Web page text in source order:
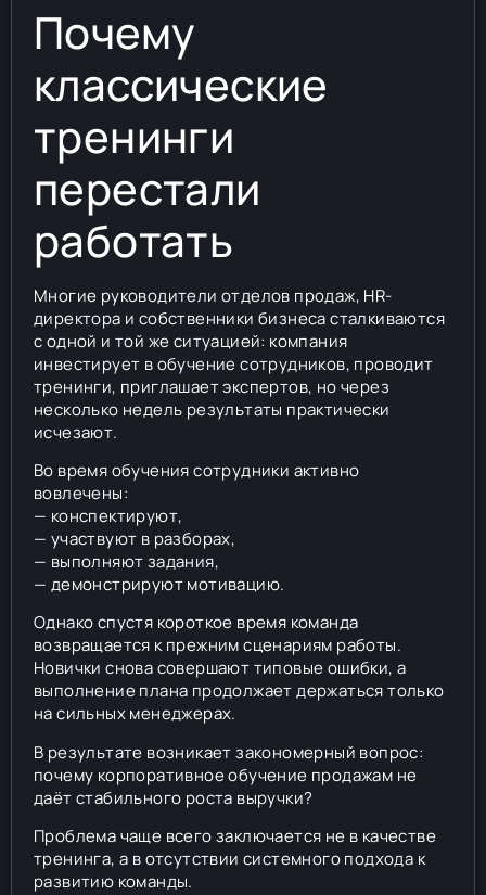
Почему
классические
тренинги
перестали
работать
Многие руководители отделов продаж, HR-
директора и собственники бизнеса сталкиваются
с одной и той же ситуацией: компания
инвестирует в обучение сотрудников, проводит
тренинги, приглашает экспертов, но через
несколько недель результаты практически
исчезают.
Во время обучения сотрудники активно
вовлечены:
— конспектируют,
— участвуют в разборах,
— выполняют задания,
— демонстрируют мотивацию.
Однако спустя короткое время команда
возвращается к прежним сценариям работы.
Новички снова совершают типовые ошибки, а
выполнение плана продолжает держаться только
на сильных менеджерах.
В результате возникает закономерный вопрос:
почему корпоративное обучение продажам не
даёт стабильного роста выручки?
Проблема чаще всего заключается не в качестве
тренинга, а в отсутствии системного подхода к
развитию команды.